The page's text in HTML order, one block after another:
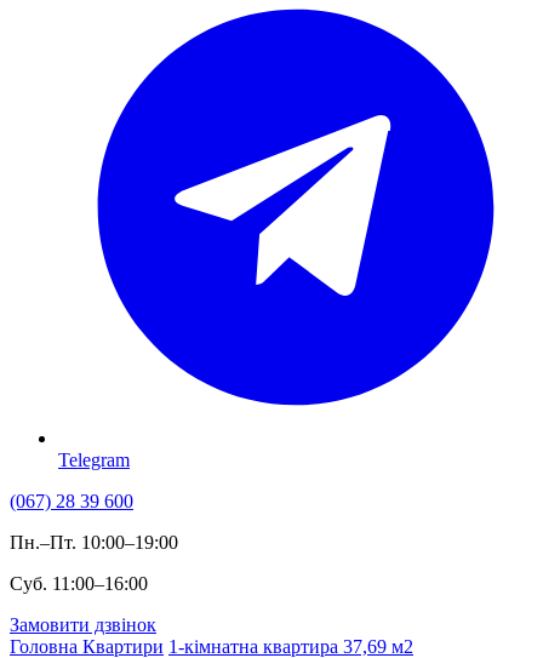
Telegram
(067) 28 39 600
Пн.–Пт. 10:00–19:00
Суб. 11:00–16:00
Замовити дзвінок
Головна Квартири 1-кімнатна квартира 37,69 м2